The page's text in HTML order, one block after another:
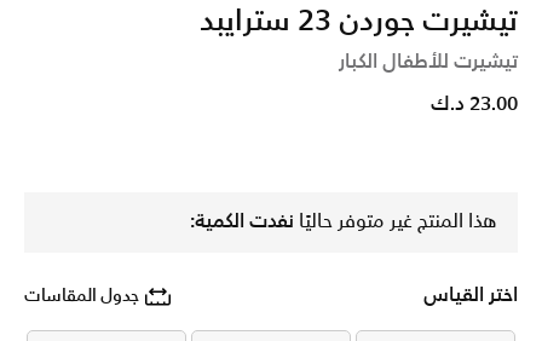
تيشيرت جوردن 23 سترايبد
تيشيرت للأطفال الكبار
23.00 د.ك
هذا المنتج غير متوفر حاليًا نفدت الكمية:
اختر القياس جدول المقاسات